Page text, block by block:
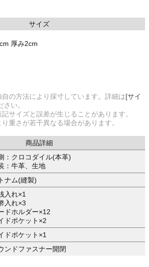
サイズ
厚み2cm
の方法により採寸しています。詳細は[サイ
さい。
サイズと誤差が生じることがあります。
重さが若干異なる場合があります。
商品詳細
：クロコダイル(本革)
：牛革、生地
ナム(縫製)
入れ×1
入れ×3
ドホルダー×12
ドポケット×2
ドポケット×1
ンドファスナー開閉